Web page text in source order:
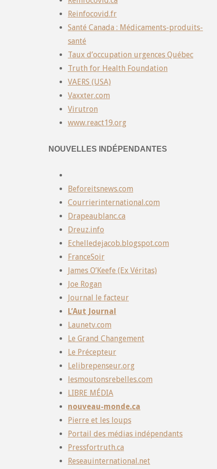
Reinfocovid.fr
Santé Canada : Médicaments-produits-
santé
Taux d’occupation urgences Québec
Truth for Health Foundation
VAERS (USA)
Vaxxter.com
Virutron
www.react19.org
NOUVELLES INDÉPENDANTES
Beforeitsnews.com
Courrierinternational.com
Drapeaublanc.ca
Dreuz.info
Echelledejacob.blogspot.com
FranceSoir
James O’Keefe (Ex Véritas)
Joe Rogan
Journal le facteur
L’Aut Journal
Launetv.com
Le Grand Changement
Le Précepteur
Lelibrepenseur.org
lesmoutonsrebelles.com
LIBRE MÉDIA
nouveau-monde.ca
Pierre et les loups
Portail des médias indépendants
Pressfortruth.ca
Reseauinternational.net